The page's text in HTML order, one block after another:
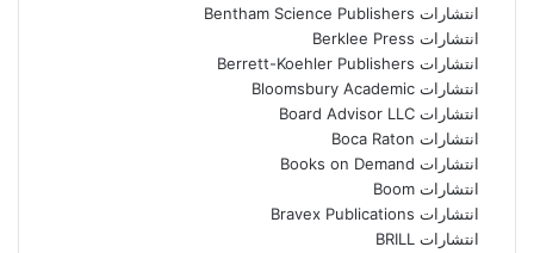
انتشارات Bentham Science Publishers
انتشارات Berklee Press
انتشارات Berrett-Koehler Publishers
انتشارات Bloomsbury Academic
انتشارات Board Advisor LLC
انتشارات Boca Raton
انتشارات Books on Demand
انتشارات Boom
انتشارات Bravex Publications
انتشارات BRILL